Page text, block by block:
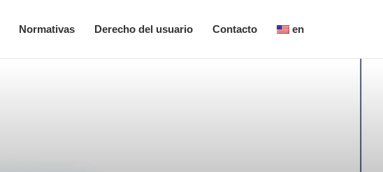
Normativas Derecho del usuario Contacto en